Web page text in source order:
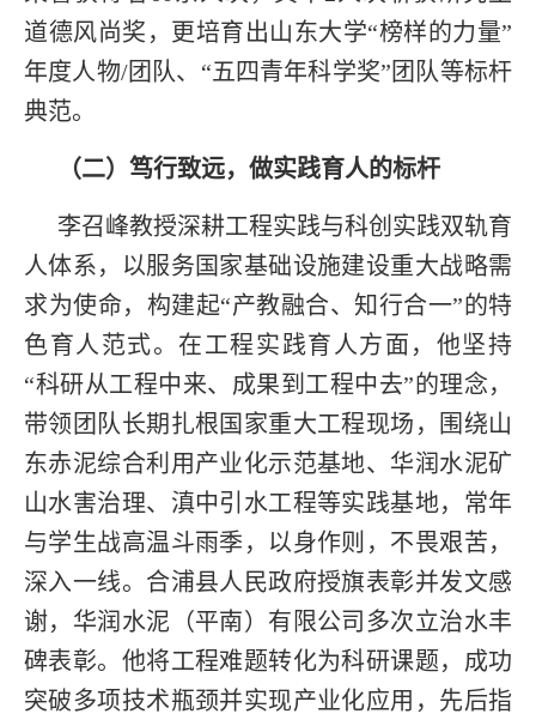
道德风尚奖，更培育出山东大学“榜样的力量”
年度人物/团队、“五四青年科学奖”团队等标杆
典范。
（二）笃行致远，做实践育人的标杆
李召峰教授深耕工程实践与科创实践双轨育
人体系，以服务国家基础设施建设重大战略需
求为使命，构建起“产教融合、知行合一”的特
色育人范式。在工程实践育人方面，他坚持
“科研从工程中来、成果到工程中去”的理念，
带领团队长期扎根国家重大工程现场，围绕山
东赤泥综合利用产业化示范基地、华润水泥矿
山水害治理、滇中引水工程等实践基地，常年
与学生战高温斗雨季，以身作则，不畏艰苦，
深入一线。合浦县人民政府授旗表彰并发文感
谢，华润水泥（平南）有限公司多次立治水丰
碑表彰。他将工程难题转化为科研课题，成功
突破多项技术瓶颈并实现产业化应用，先后指